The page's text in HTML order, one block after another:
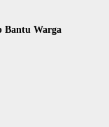
Bantu Warga